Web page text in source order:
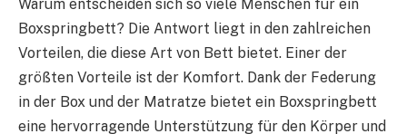
Warum entscheiden sich so viele Menschen für ein
Boxspringbett? Die Antwort liegt in den zahlreichen
Vorteilen, die diese Art von Bett bietet. Einer der
größten Vorteile ist der Komfort. Dank der Federung
in der Box und der Matratze bietet ein Boxspringbett
eine hervorragende Unterstützung für den Körper und